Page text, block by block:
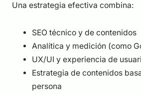
Una estrategia efectiva combina:
SEO técnico y de contenidos
Analítica y medición (como
UX/UI y experiencia de
Estrategia de contenidos
persona